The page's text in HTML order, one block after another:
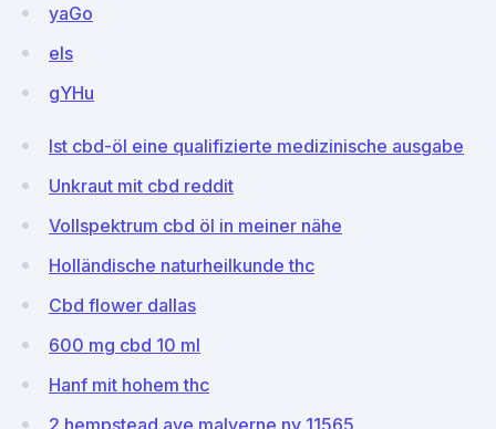
yaGo
els
gYHu
Ist cbd-öl eine qualifizierte medizinische ausgabe
Unkraut mit cbd reddit
Vollspektrum cbd öl in meiner nähe
Holländische naturheilkunde thc
Cbd flower dallas
600 mg cbd 10 ml
Hanf mit hohem thc
2 hempstead ave malverne ny 11565